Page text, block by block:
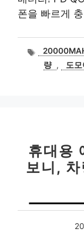
폰을 빠르게
태
그량 , 도
휴대용
보니,